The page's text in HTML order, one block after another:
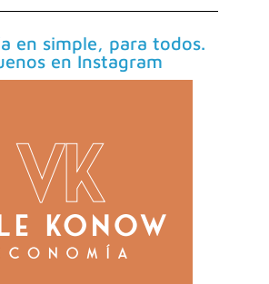
en simple, para todos.
en Instagram